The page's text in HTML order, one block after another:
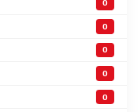
0
0
0
0
0